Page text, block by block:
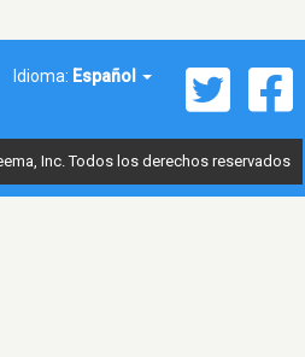
Idioma: Español
Inc. Todos los derechos reservados